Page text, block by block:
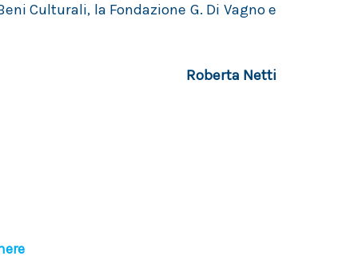
Culturali, la Fondazione G. Di Vagno e
Roberta Netti